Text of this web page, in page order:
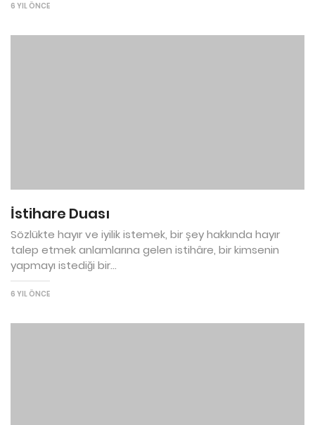
6 YIL ÖNCE
İstihare Duası
Sözlükte hayır ve iyilik istemek, bir şey hakkında hayır
talep etmek anlamlarına gelen istihâre, bir kimsenin
yapmayı istediği bir...
6 YIL ÖNCE